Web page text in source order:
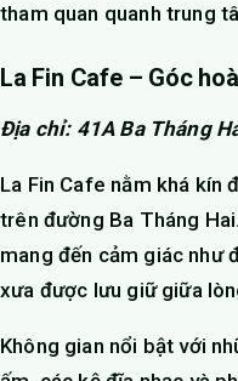
tham quan quanh trung
La Fin Cafe – Góc
Địa chỉ: 41A Ba Tháng
La Fin Cafe nằm khá kín
trên đường Ba Tháng
mang đến cảm giác như
xưa được lưu giữ giữa
Không gian nổi bật với